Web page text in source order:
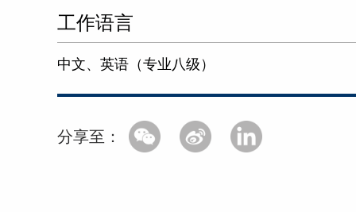
工作语言
中文、英语（专业八级）
分享至：